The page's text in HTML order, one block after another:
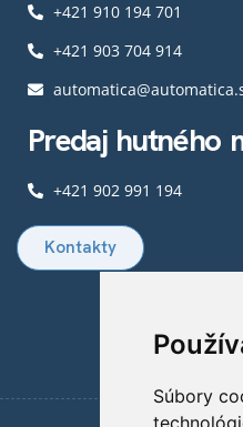
Súbory
+421 910 194 701
+421 903 704 914​
Predaj hutného
+421 902 991 194
Kontakty